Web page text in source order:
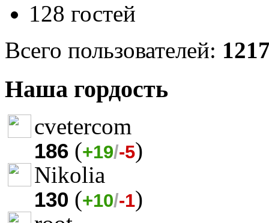
128 гостей
Всего пользователей:
Наша гордость
cvetercom
186 (+19/-5)
Nikolia
130 (+10/-1)